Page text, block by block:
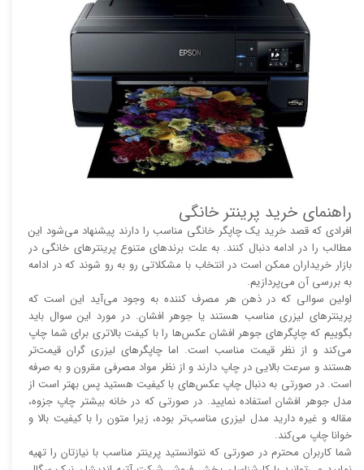
راهنمای خرید پرینتر خانگی
افرادی که قصد خرید یک چاپگر خانگی مناسب را دارند پیشنهاد می‌شود این
مطالب را در ادامه دنبال کنند. به علت برند‌های متنوع پرینتر‌های خانگی در
بازار خریداران ممکن است در انتخاب با مشکلاتی رو به رو شوند که در ادامه
به بررسی آن می‌پردازیم.
اولین سوالی که در ذهن هر مصرف کننده به وجود می‌آید این است که
پرینتر‌های لیزری مناسب هستند یا جوهر افشان. در مورد این سوال باید
بگوییم که چاپگر‌های جوهر افشان عکس‌ها را با کیفت بالا‌‌‌تری برای شما چاپ
می‌کند و از نظر قیمت مناسب است. اما چاپگر‌های لیزری گران قیمت‌تر
هستند و سرعت بالایی در چاپ دارند و از نظر مواد مصرفی مقرون و به صرفه
است. در صورتی به دنبال چاپ عکس‌های با کیفیت هستید پس بهتر است از
مدل جوهر افشان استفاده نمایید. در صورتی که در خانه بیشتر چاپ جزوه،
مقاله و غیره دارید مدل لیزری مناسب‌تر بوده، زیرا متون را با کیفیت بالا و
خوانا چاپ می‌کند.
شما کاربران محترم در صورتی که نتوانستید پرینتر مناسب با نیازتان را تهیه